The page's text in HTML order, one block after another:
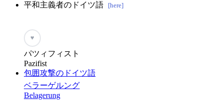
平和主義者のドイツ語 [here]
♥
パツィフィスト
Pazifist
包囲攻撃のドイツ語
ベラーゲルング
Belagerung